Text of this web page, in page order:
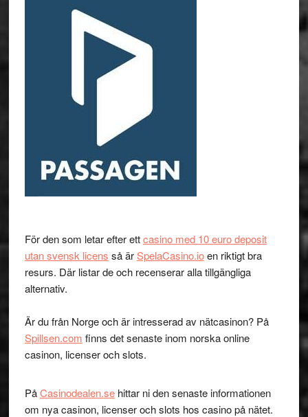
För den som letar efter ettcasino med 10 euro deposit
utan svensk licens så ärSpelaCasino.ioen riktigt bra
resurs. Där listar de och recenserar alla tillgängliga
alternativ.
Är du från Norge och är intresserad av nätcasinon? På
Spillsen.com finns det senaste inom norska online
casinon, licenser och slots.
PåCasinodealen.sehittar ni den senaste informationen
om nya casinon, licenser och slots hos casino på nätet.